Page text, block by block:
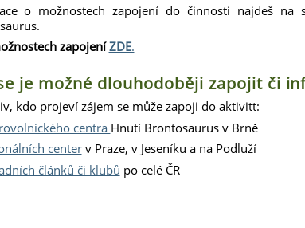
o možnostech zapojení do činnosti najdeš na
zapojeníZDE.
je možné dlouhodoběji zapojit či
kdo projeví zájem se může zapoji do aktivitt:
centra Hnutí Brontosaurus v Brně
centerv Praze, v Jeseníku a na Podluží
článků či klubů po celé ČR